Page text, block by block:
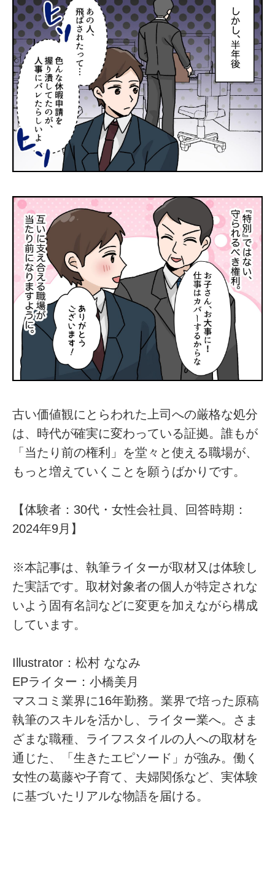
古い価値観にとらわれた上司への厳格な処分
は、時代が確実に変わっている証拠。誰もが
「当たり前の権利」を堂々と使える職場が、
もっと増えていくことを願うばかりです。
【体験者：30代・女性会社員、回答時期：
2024年9月】
※本記事は、執筆ライターが取材又は体験し
た実話です。取材対象者の個人が特定されな
いよう固有名詞などに変更を加えながら構成
しています。
Illustrator：松村 ななみ
EPライター：小橋美月
マスコミ業界に16年勤務。業界で培った原稿
執筆のスキルを活かし、ライター業へ。さま
ざまな職種、ライフスタイルの人への取材を
通じた、「生きたエピソード」が強み。働く
女性の葛藤や子育て、夫婦関係など、実体験
に基づいたリアルな物語を届ける。